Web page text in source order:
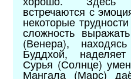
встречаются с
некоторые
сложность
(Венера),
Буддхой,
Сурья (Солнце)
Мангала (Марс)